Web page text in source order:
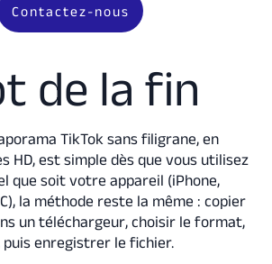
Contactez-nous
de la fin
TikTok sans filigrane, en
HD, est simple dès que vous utilisez
que soit votre appareil (iPhone,
la méthode reste la même : copier
un téléchargeur, choisir le format,
enregistrer le fichier.